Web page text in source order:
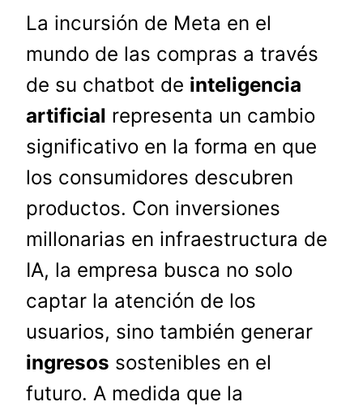
La incursión de Meta en el
mundo de las compras a través
de su chatbot de inteligencia
artificial representa un cambio
significativo en la forma en que
los consumidores descubren
productos. Con inversiones
millonarias en infraestructura de
IA, la empresa busca no solo
captar la atención de los
usuarios, sino también generar
ingresos sostenibles en el
futuro. A medida que la